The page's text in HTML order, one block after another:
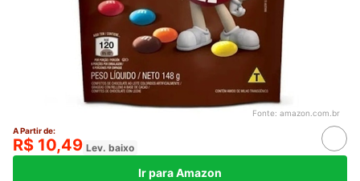
Fonte: amazon.com.br
A Partir de:
R$ 10,49 Lev. baixo
Ir para Amazon